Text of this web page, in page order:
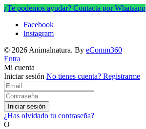
¿Te podemos ayudar? Contacta por Whatsapp
Facebook
Instagram
© 2026 Animalnatura. By eComm360
Entra
Mi cuenta
Iniciar sesión No tienes cuenta? Registrarme
Iniciar sesión
¿Has olvidado tu contraseña?
O